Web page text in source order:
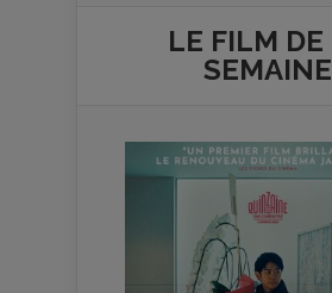
LE FILM DE
SEMAINE